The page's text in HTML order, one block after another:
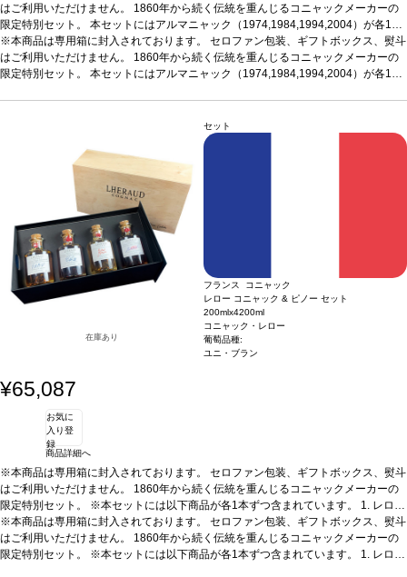
はご利用いただけません。 1860年から続く伝統を重んじるコニャックメーカーの
限定特別セット。 本セットにはアルマニャック（1974,1984,1994,2004）が各1本
ずつ含まれています。※本商品は梱包済のセット商品のため、以下は承れません。
・商品をバラして別梱包 ・商品を別配送先へ送る ・セット内の一部商品を外す ・
商品のギフト梱包（無料ラッピング含む）
※本商品は専用箱に封入されております。 セロファン包装、ギフトボックス、熨斗
はご利用いただけません。 1860年から続く伝統を重んじるコニャックメーカーの
限定特別セット。 本セットにはアルマニャック（1974,1984,1994,2004）が各1本
商品のギフト梱包（無料ラッピング含む）
在庫あり
セット
フランス コニャック
レロー コニャック & ピノー セット
200mlx4200ml
コニャック・レロー
葡萄品種:
ユニ・ブラン
¥65,087
お気に
入り登
録
商品詳細へ
※本商品は専用箱に封入されております。 セロファン包装、ギフトボックス、熨斗
はご利用いただけません。 1860年から続く伝統を重んじるコニャックメーカーの
限定特別セット。 ※本セットには以下商品が各1本ずつ含まれています。 1. レロー
コニャック VSOP200ml / コニャック / 辛口2. レロー コニャック キュヴェ20 200
ml / コニャック / 辛口3. レロー コニャック キュヴェ プティ・シャンパーニュ (199
3)200ml / コニャック / 辛口4. レロー ピノー・デ・シャラント 15年200ml / 酒精強
※本商品は専用箱に封入されております。 セロファン包装、ギフトボックス、熨斗
はご利用いただけません。 1860年から続く伝統を重んじるコニャックメーカーの
限定特別セット。 ※本セットには以下商品が各1本ずつ含まれています。 1. レロー